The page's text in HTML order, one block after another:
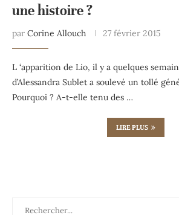
une histoire ?
par Corine Allouch 27 février 2015
L ‘apparition de Lio, il y a quelques
d’Alessandra Sublet a soulevé un tollé
Pourquoi ? A-t-elle tenu des …
LIRE PLUS